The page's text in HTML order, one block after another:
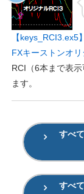
【keys_RCI3.ex5】
FXキーストンオ
RCI（6本まで表
ます。
すべ
すべ